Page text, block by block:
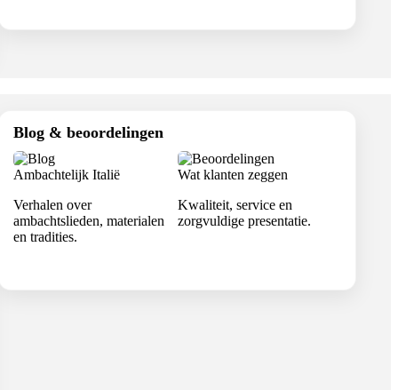
Blog & beoordelingen
Ambachtelijk Italië
Verhalen over
ambachtslieden, materialen
en tradities.
Wat klanten zeggen
Kwaliteit, service en
zorgvuldige presentatie.